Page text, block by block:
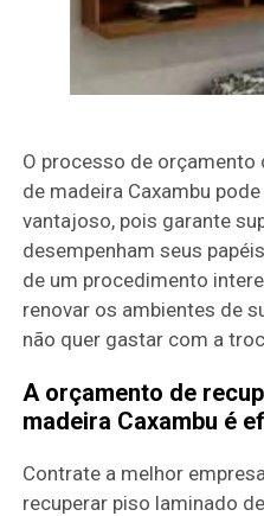
O processo de orçamento
de madeira Caxambu
vantajoso, pois garante
desempenham seus
de um procedimento
renovar os ambientes de
não quer gastar com a
A orçamento de
madeira Caxambu é
Contrate a melhor
recuperar piso laminado